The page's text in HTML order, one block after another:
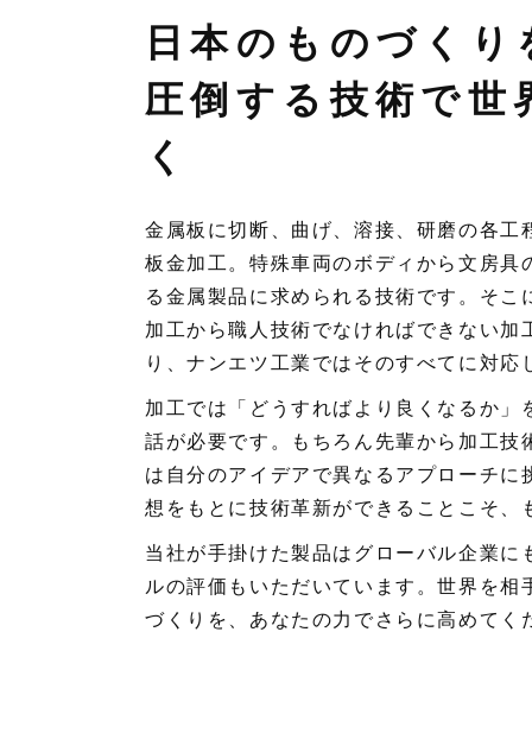
日本のものづく
圧倒する技術で世
く
金属板に切断、曲げ、溶接、研磨の各工
板金加工。特殊車両のボディから文房具
る金属製品に求められる技術です。そこ
加工から職人技術でなければできない加
り、ナンエツ工業ではそのすべてに対応
加工では「どうすればより良くなるか」
話が必要です。もちろん先輩から加工技
は自分のアイデアで異なるアプローチに
想をもとに技術革新ができることこそ、
当社が手掛けた製品はグローバル企業に
ルの評価もいただいています。世界を相
づくりを、あなたの力でさらに高めてく